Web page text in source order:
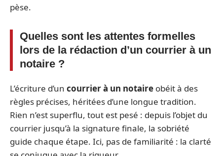
pèse.
Quelles sont les attentes formelles
lors de la rédaction d’un courrier à un
notaire ?
L’écriture d’un courrier à un notaire obéit à des
règles précises, héritées d’une longue tradition.
Rien n’est superflu, tout est pesé : depuis l’objet du
courrier jusqu’à la signature finale, la sobriété
guide chaque étape. Ici, pas de familiarité : la clarté